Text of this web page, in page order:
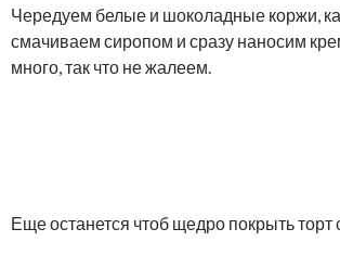
Чередуем белые и шоколадные коржи,
смачиваем сиропом и сразу наносим
много, так что не жалеем.
Еще останется чтоб щедро покрыть торт